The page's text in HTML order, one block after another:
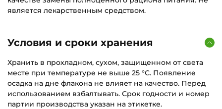
является лекарственным средством.
Условия и сроки хранения
Хранить в прохладном, сухом, защищенном от света
месте при температуре не выше 25 °С. Появление
осадка на дне флакона не влияет на качество. Перед
использованием взбалтывать. Срок годности и номер
партии производства указан на этикетке.